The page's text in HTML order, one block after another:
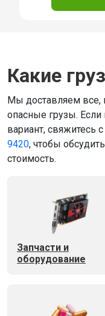
Какие
Мы доставляем все,
опасные грузы.
вариант, свяжитесь
9420, чтобы
стоимость.
Запчасти и
оборудование